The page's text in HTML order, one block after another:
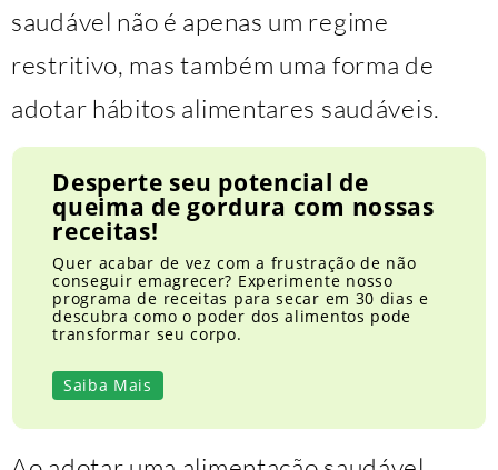
saudável não é apenas um regime
restritivo, mas também uma forma de
adotar hábitos alimentares saudáveis.
Desperte seu potencial de
queima de gordura com nossas
receitas!
Quer acabar de vez com a frustração de não
conseguir emagrecer? Experimente nosso
programa de receitas para secar em 30 dias e
descubra como o poder dos alimentos pode
transformar seu corpo.
Saiba Mais